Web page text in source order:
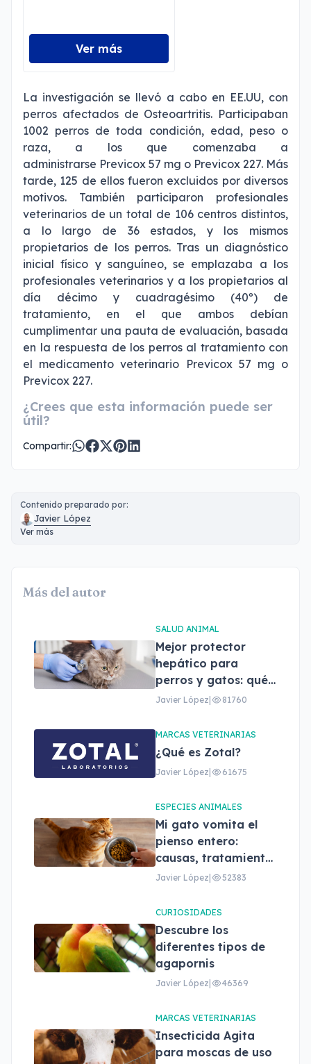
Ver más
La investigación se llevó a cabo en EE.UU, con
perros afectados de Osteoartritis. Participaban
1002 perros de toda condición, edad, peso o
raza, a los que comenzaba a
administrarse Previcox 57 mg o Previcox 227. Más
tarde, 125 de ellos fueron excluidos por diversos
motivos. También participaron profesionales
veterinarios de un total de 106 centros distintos,
a lo largo de 36 estados, y los mismos
propietarios de los perros. Tras un diagnóstico
inicial físico y sanguíneo, se emplazaba a los
profesionales veterinarios y a los propietarios al
día décimo y cuadragésimo (40º) de
tratamiento, en el que ambos debían
cumplimentar una pauta de evaluación, basada
en la respuesta de los perros al tratamiento con
el medicamento veterinario Previcox 57 mg o
Previcox 227.
¿Crees que esta información puede ser
útil?
Compartir:
Contenido preparado por:
Javier López
Ver más
Más del autor
SALUD ANIMAL
Mejor protector
hepático para
perros y gatos: qué
son, beneficios y
adecuado
Javier López 81760
MARCAS VETERINARIAS
¿Qué es Zotal?
Javier López 61675
ESPECIES ANIMALES
Mi gato vomita el
pienso entero:
causas, tratamiento
y cuándo
Javier López 52383
CURIOSIDADES
Descubre los
diferentes tipos de
agapornis
Javier López 46369
MARCAS VETERINARIAS
Insecticida Agita
para moscas de uso